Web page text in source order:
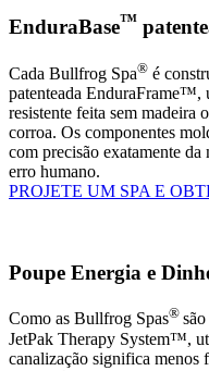
EnduraBase™
Cada Bullfrog Spa® é
patenteada EnduraFrame™,
resistente feita sem madeira
corroa. Os componentes
com precisão exatamente da
erro humano.
PROJETE UM SPA E
Poupe Energia e
Como as Bullfrog Spas®
JetPak Therapy System™,
canalização significa menos